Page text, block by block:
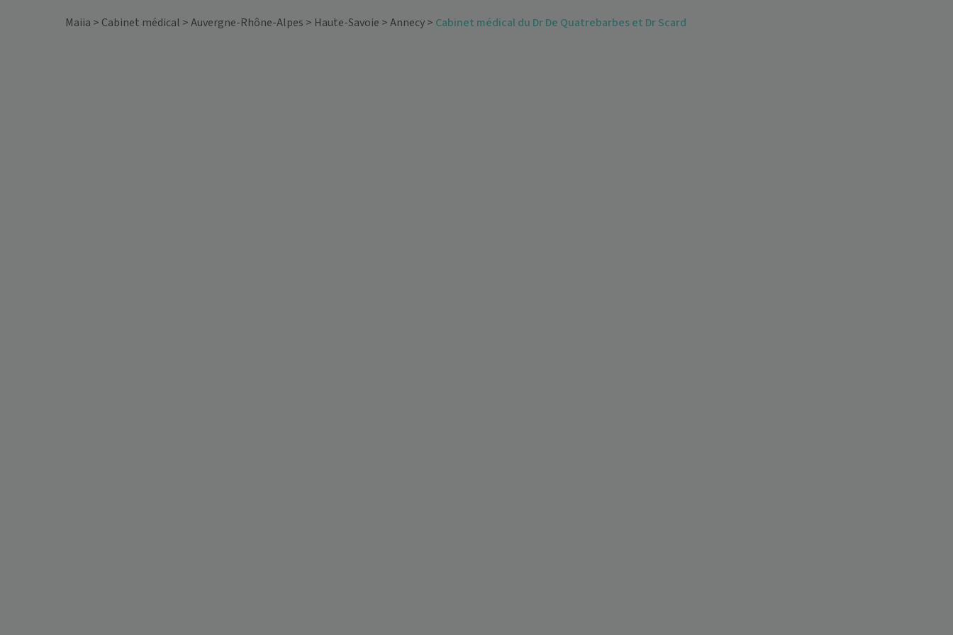
Maiia > Cabinet médical >Auvergne-Rhône-Alpes > Haute-Savoie >Annecy> Cabinet médical du Dr De Quatrebarbes et Dr Scard